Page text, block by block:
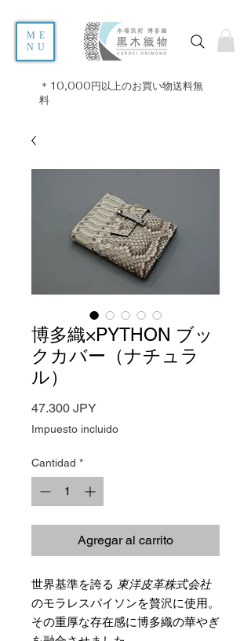
ME
NU
＊10,000円以上のお買い物送料無
料
博多織×PYTHON ブッ
クカバー（ナチュラ
ル）
47.300 JPYPrecio
Impuesto incluido
Cantidad *
Agregar al carrito
世界基準を誇る 東洋皮革株式会社
のモラレスパイソンを贅沢に使用。
その重厚な存在感に博多織の華やぎ